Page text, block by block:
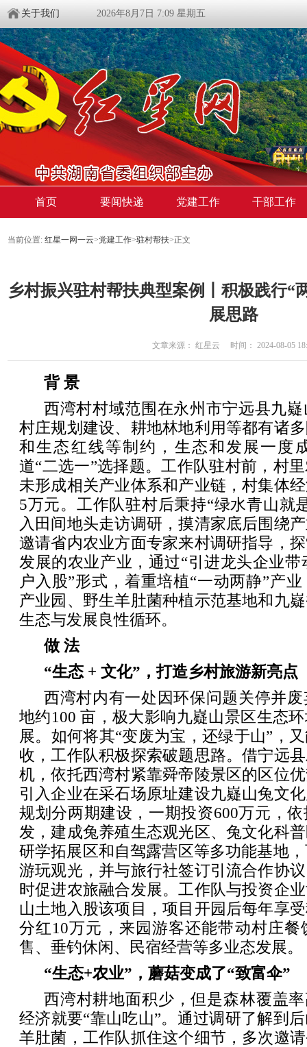
关于我们 2026年8月7日 7:09 星期五
首页 要闻快递 党建工作 干部工作
当前位置: 红星一网一云>党建工作>驻村帮扶>正文
乡村振兴驻村帮扶典型案例丨积极践行“
展思路
文章来源： 红星云 时间： 2024-08-05
背 景
西湾村村域范围在永州市宁远县九
村庄规划建设、耕地林地利用等都有诸
和生态红线等制约，生态和发展一度
道“二选一”选择题。工作队驻村前，村
未形成相关产业体系和产业链，村集体
5万元。工作队驻村后秉持“绿水青山就
入田间地头走访调研，摸清家底后围绕
邀请省内农业方面专家来村调研指导，
发展的农业产业，通过“引进龙头企业
户入股”形式，着重培植“一动两静”产
产业园、野生羊肚菌种植示范基地和九
生态与发展良性循环。
做 法
“生态 + 文化”，打造乡村旅游新亮点
西湾村内有一处因环保问题关停并
地约100 亩，极大影响九嶷山景区生态
展。如何将其“变废为宝，还绿于山”，
收，工作队积极探索破题思路。借宁远
机，依托西湾村紧靠舜帝陵景区的区位
引入企业在采石场原址建设九嶷山兔文
规划分两期建设，一期投资600万元，
发，建成兔养殖生态观光区、兔文化科
研学拓展区和自驾露营区等多功能基地
游玩观光，并与旅行社签订引流合作协
时促进农旅融合发展。工作队与投资企
山土地入股该项目，项目开园后每年享
分红10万元，来园游客还能带动村庄
售、垂钓休闲、民宿经营等多业态发展。
“生态+农业”，蘑菇变成了“致富伞”
西湾村耕地面积少，但是森林覆盖
经济就要“靠山吃山”。通过调研了解到
羊肚菌，工作队抓住这个细节，多次邀